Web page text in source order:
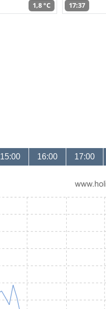
1,8 °C 17:37
15:00 16:00 17:00